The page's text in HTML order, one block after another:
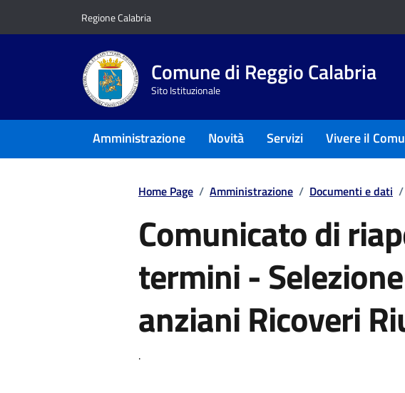
Regione Calabria
Comune di Reggio Calabria
Sito Istituzionale
Amministrazione Novità Servizi Vivere il
Home Page / Amministrazione / Documenti e dati /
Comunicato di
termini -
anziani Ricoveri
.